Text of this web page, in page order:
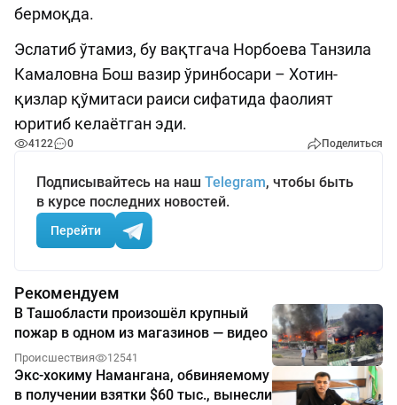
бермоқда.
Эслатиб ўтамиз, бу вақтгача Норбоева Танзила
Камаловна Бош вазир ўринбосари – Хотин-
қизлар қўмитаси раиси сифатида фаолият
юритиб келаётган эди.
4122 0 Поделиться
Подписывайтесь на наш Telegram, чтобы быть
в курсе последних новостей.
Перейти
Рекомендуем
В Ташобласти произошёл крупный
пожар в одном из магазинов — видео
Происшествия 12541
Экс-хокиму Намангана, обвиняемому
в получении взятки $60 тыс., вынесли